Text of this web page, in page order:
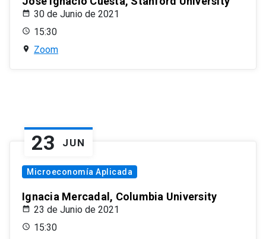
30 de Junio de 2021
15:30
Zoom
23 JUN
Microeconomía Aplicada
Ignacia Mercadal, Columbia University
23 de Junio de 2021
15:30